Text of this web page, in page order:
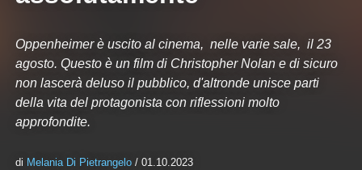
Oppenheimer è uscito al cinema, nelle varie sale, il 23
agosto. Questo è un film di Christopher Nolan e di sicuro
non lascerà deluso il pubblico, d'altronde unisce parti
della vita del protagonista con riflessioni molto
approfondite.
di Melania Di Pietrangelo / 01.10.2023